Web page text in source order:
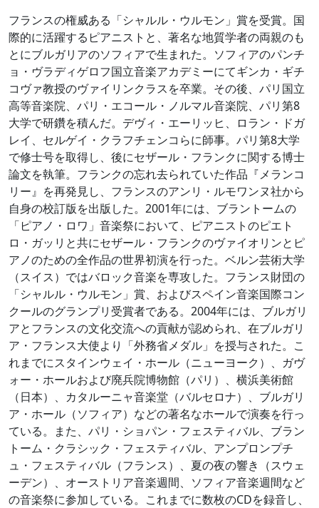
フランスの権威ある「シャルル・ウルモン」賞を受賞。国
際的に活躍するピアニストと、著名な地質学者の両親のも
とにブルガリアのソフィアで生まれた。ソフィアのパンチ
ョ・ヴラディゲロフ国立音楽アカデミーにてギンカ・ギチ
コヴァ教授のヴァイリンクラスを卒業。その後、パリ国立
高等音楽院、パリ・エコール・ノルマル音楽院、パリ第8
大学で研鑽を積んだ。デヴィ・エーリッヒ、ロラン・ドガ
レイ、セルゲイ・クラフチェンコらに師事。パリ第8大学
で修士号を取得し、後にセザール・フランクに関する博士
論文を執筆。フランクの忘れ去られていた作品『メランコ
リー』を再発見し、フランスのアンリ・ルモワンヌ社から
自身の校訂版を出版した。2001年には、ブラントームの
「ピアノ・ロワ」音楽祭において、ピアニストのピエト
ロ・ガッリと共にセザール・フランクのヴァイオリンとピ
アノのための全作品の世界初演を行った。ベルン芸術大学
（スイス）ではバロック音楽を専攻した。フランス財団の
「シャルル・ウルモン」賞、およびスペイン音楽国際コン
クールのグランプリ受賞者である。2004年には、ブルガリ
アとフランスの文化交流への貢献が認められ、在ブルガリ
ア・フランス大使より「外務省メダル」を授与された。こ
れまでにスタインウェイ・ホール（ニューヨーク）、ガヴ
ォー・ホールおよび廃兵院博物館（パリ）、横浜美術館
（日本）、カタルーニャ音楽堂（バルセロナ）、ブルガリ
ア・ホール（ソフィア）などの著名なホールで演奏を行っ
ている。また、パリ・ショパン・フェスティバル、ブラン
トーム・クラシック・フェスティバル、アンプロンプチ
ュ・フェスティバル（フランス）、夏の夜の響き（スウェ
ーデン）、オーストリア音楽週間、ソフィア音楽週間など
の音楽祭に参加している。これまでに数枚のCDを録音し、